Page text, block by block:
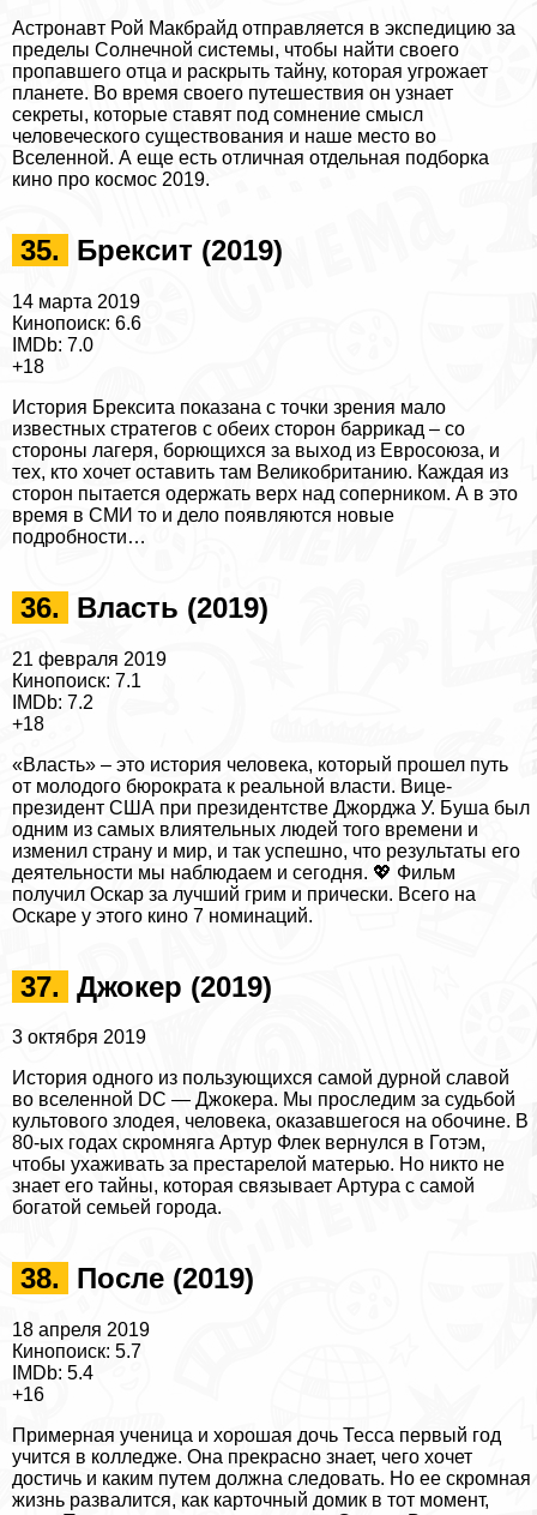
Астронавт Рой Макбрайд отправляется в экспедицию за
пределы Солнечной системы, чтобы найти своего
пропавшего отца и раскрыть тайну, которая угрожает
планете. Во время своего путешествия он узнает
секреты, которые ставят под сомнение смысл
человеческого существования и наше место во
Вселенной. А еще есть отличная отдельная подборка
кино про космос 2019.
35. Брексит (2019)
14 марта 2019
Кинопоиск: 6.6
IMDb: 7.0
+18
История Брексита показана с точки зрения мало
известных стратегов с обеих сторон баррикад – со
стороны лагеря, борющихся за выход из Евросоюза, и
тех, кто хочет оставить там Великобританию. Каждая из
сторон пытается одержать верх над соперником. А в это
время в СМИ то и дело появляются новые
подробности…
36. Власть (2019)
21 февраля 2019
Кинопоиск: 7.1
IMDb: 7.2
+18
«Власть» – это история человека, который прошел путь
от молодого бюрократа к реальной власти. Вице-
президент США при президентстве Джорджа У. Буша был
одним из самых влиятельных людей того времени и
изменил страну и мир, и так успешно, что результаты его
деятельности мы наблюдаем и сегодня. 💖 Фильм
получил Оскар за лучший грим и прически. Всего на
Оскаре у этого кино 7 номинаций.
37. Джокер (2019)
3 октября 2019
История одного из пользующихся самой дурной славой
во вселенной DC — Джокера. Мы проследим за судьбой
культового злодея, человека, оказавшегося на обочине. В
80-ых годах скромняга Артур Флек вернулся в Готэм,
чтобы ухаживать за престарелой матерью. Но никто не
знает его тайны, которая связывает Артура с самой
богатой семьей города.
38. После (2019)
18 апреля 2019
Кинопоиск: 5.7
IMDb: 5.4
+16
Примерная ученица и хорошая дочь Тесса первый год
учится в колледже. Она прекрасно знает, чего хочет
достичь и каким путем должна следовать. Но ее скромная
жизнь развалится, как карточный домик в тот момент,